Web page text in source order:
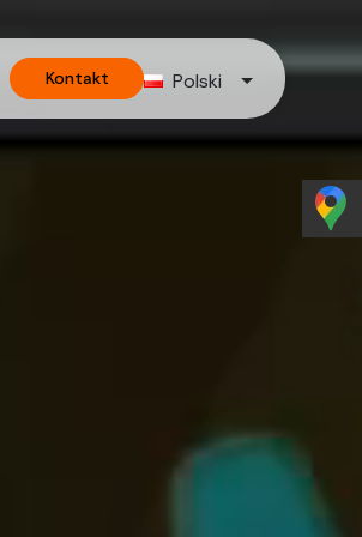
Kontakt Polski